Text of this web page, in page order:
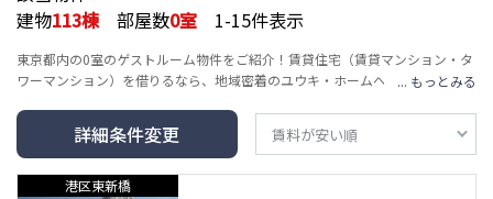
建物113棟部屋数0室 1-15件表示
東京都内の0室のゲストルーム物件をご紹介！賃貸住宅（賃貸マンション・タ
ワーマンション）を借りるなら、地域密着のユウキ・ホームへ。エリア・沿
ョン情報をお届けし、あなたの賃貸情報探し・お家探しをサポートします。
港区東新橋
詳細条件変更